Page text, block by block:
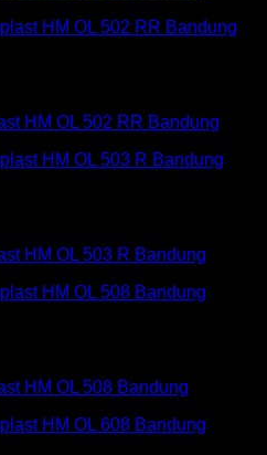
HM OL 502 RR Bandung
HM OL 503 R Bandung
HM OL 508 Bandung